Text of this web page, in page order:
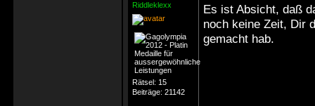
Riddleklexx
Rätsel: 15
Beiträge: 21142
Es ist Absicht, daß
noch keine Zeit, Dir
gemacht hab.